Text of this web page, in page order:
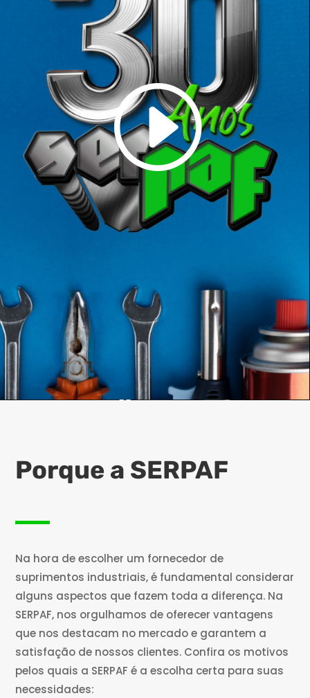
Porque a SERPAF
Na hora de escolher um fornecedor de
suprimentos industriais, é fundamental considerar
alguns aspectos que fazem toda a diferença. Na
SERPAF, nos orgulhamos de oferecer vantagens
que nos destacam no mercado e garantem a
satisfação de nossos clientes. Confira os motivos
pelos quais a SERPAF é a escolha certa para suas
necessidades: